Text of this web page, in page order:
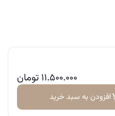
۱۱.۵۰۰.۰۰۰تومان
افزودن به سبد خرید